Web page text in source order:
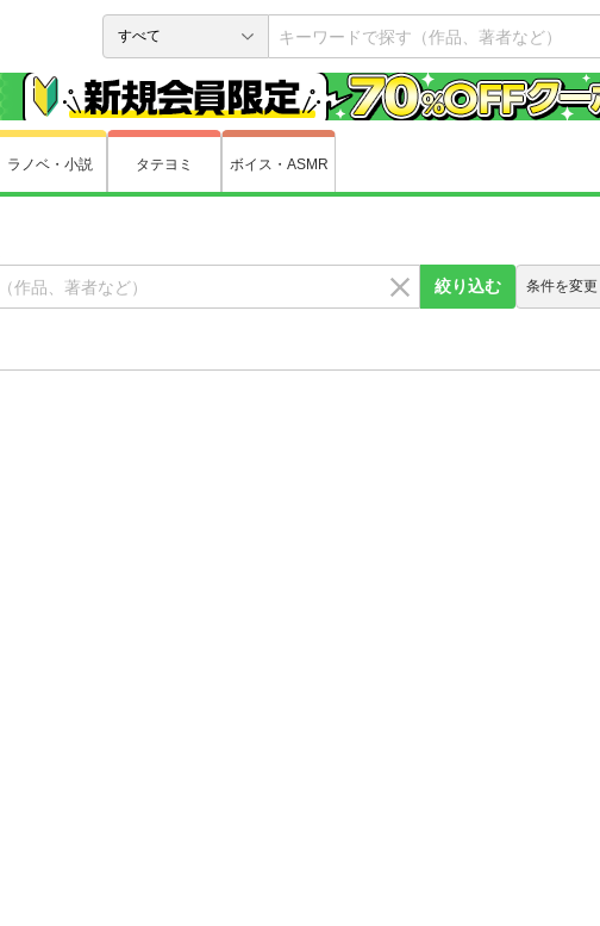
ラノベ・小説 タテヨミ ボイス・ASMR
絞り込む 条件を変更